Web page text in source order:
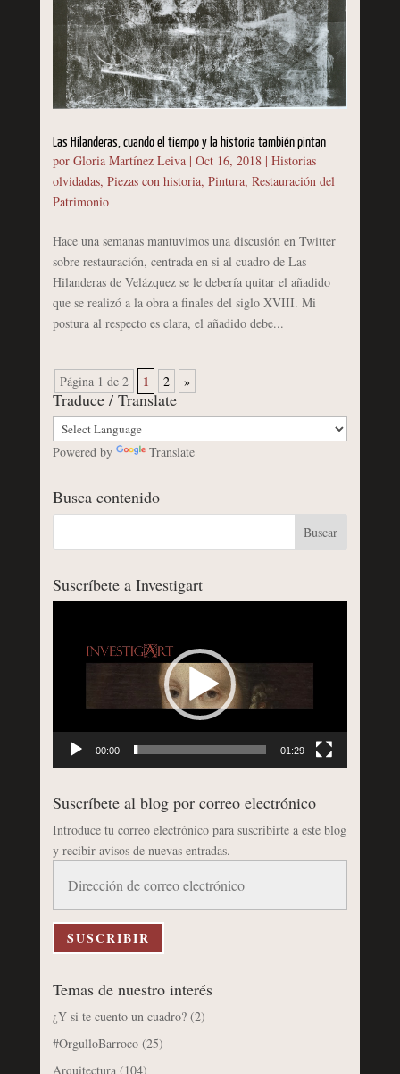
Las Hilanderas, cuando el tiempo y la historia también pintan
por Gloria Martínez Leiva| Oct 16, 2018| Historias
olvidadas, Piezas con historia, Pintura, Restauración del
Patrimonio
Hace una semanas mantuvimos una discusión en Twitter
sobre restauración, centrada en si al cuadro de Las
Hilanderas de Velázquez se le debería quitar el añadido
que se realizó a la obra a finales del siglo XVIII. Mi
postura al respecto es clara, el añadido debe...
Página 1 de 2 1 2 »
Traduce / Translate
Powered by Translate
Busca contenido
Suscríbete a Investigart
00:00 01:29
Suscríbete al blog por correo electrónico
Introduce tu correo electrónico para suscribirte a este blog
y recibir avisos de nuevas entradas.
correo
electrónico
SUSCRIBIR
Temas de nuestro interés
¿Y si te cuento un cuadro?(2)
#OrgulloBarroco(25)
Arquitectura(104)